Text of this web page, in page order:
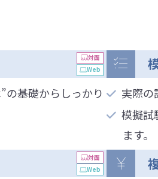
対面
Web
の基礎からしっかり
実際の
模擬試
ます。
対面
Web